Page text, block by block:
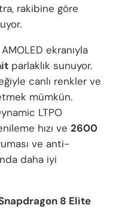
rakibine göre
AMOLED ekranıyla
parlaklık sunuyor.
canlı renkler ve
mümkün.
LTPO
hızı ve 2600
ve anti-
daha iyi
8 Elite